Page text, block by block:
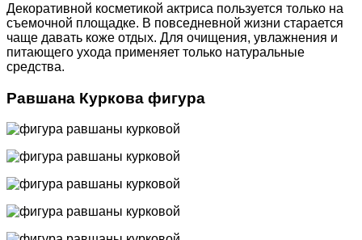
Декоративной косметикой актриса пользуется только на
съемочной площадке. В повседневной жизни старается
чаще давать коже отдых. Для очищения, увлажнения и
питающего ухода применяет только натуральные
средства.
Равшана Куркова фигура